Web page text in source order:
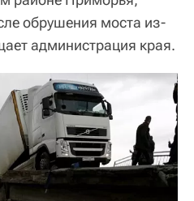
обрушения моста из-
администрация края.